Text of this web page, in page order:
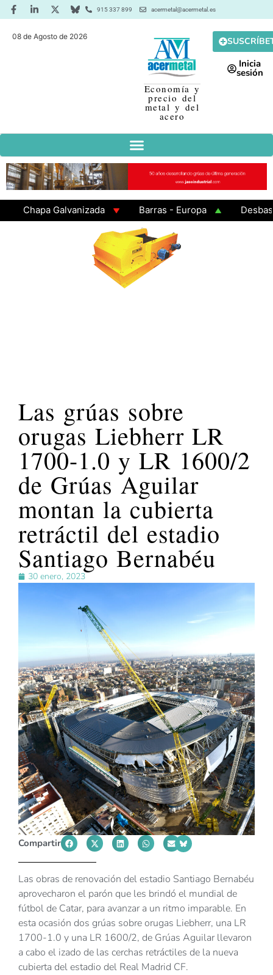
915 337 899 acermetal@acermetal.es
08 de Agosto de 2026
Economía y
precio del
metal y del
acero
Inicia
sesión
Chapa Galvanizada Barras - Europa
Desbaste -
GAMA 3 - Cuadrados 200x200x8
Las grúas sobre
orugas Liebherr LR
1700-1.0 y LR 1600/2
de Grúas Aguilar
montan la cubierta
retráctil del estadio
Santiago Bernabéu
30 enero, 2023
Compartir
Las obras de renovación del estadio Santiago Bernabéu
aprovecharon el parón que les brindó el mundial de
fútbol de Catar, para avanzar a un ritmo imparable. En
esta ocasión dos grúas sobre orugas Liebherr, una LR
1700-1.0 y una LR 1600/2, de Grúas Aguilar llevaron
a cabo el izado de las cerchas retráctiles de la nueva
cubierta del estadio del Real Madrid CF.